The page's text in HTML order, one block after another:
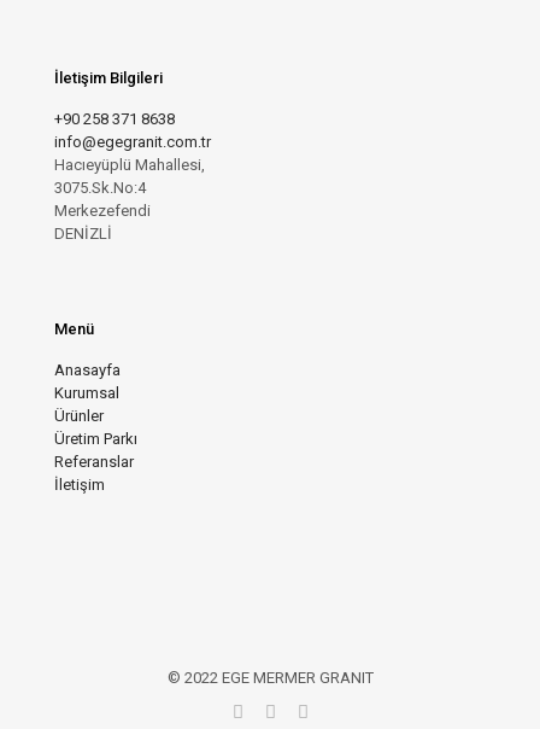
İletişim Bilgileri
+90 258 371 8638
info@egegranit.com.tr
Hacıeyüplü Mahallesi,
3075.Sk.No:4
Merkezefendi
DENİZLİ
Menü
Anasayfa
Kurumsal
Ürünler
Üretim Parkı
Referanslar
İletişim
© 2022 EGE MERMER GRANIT